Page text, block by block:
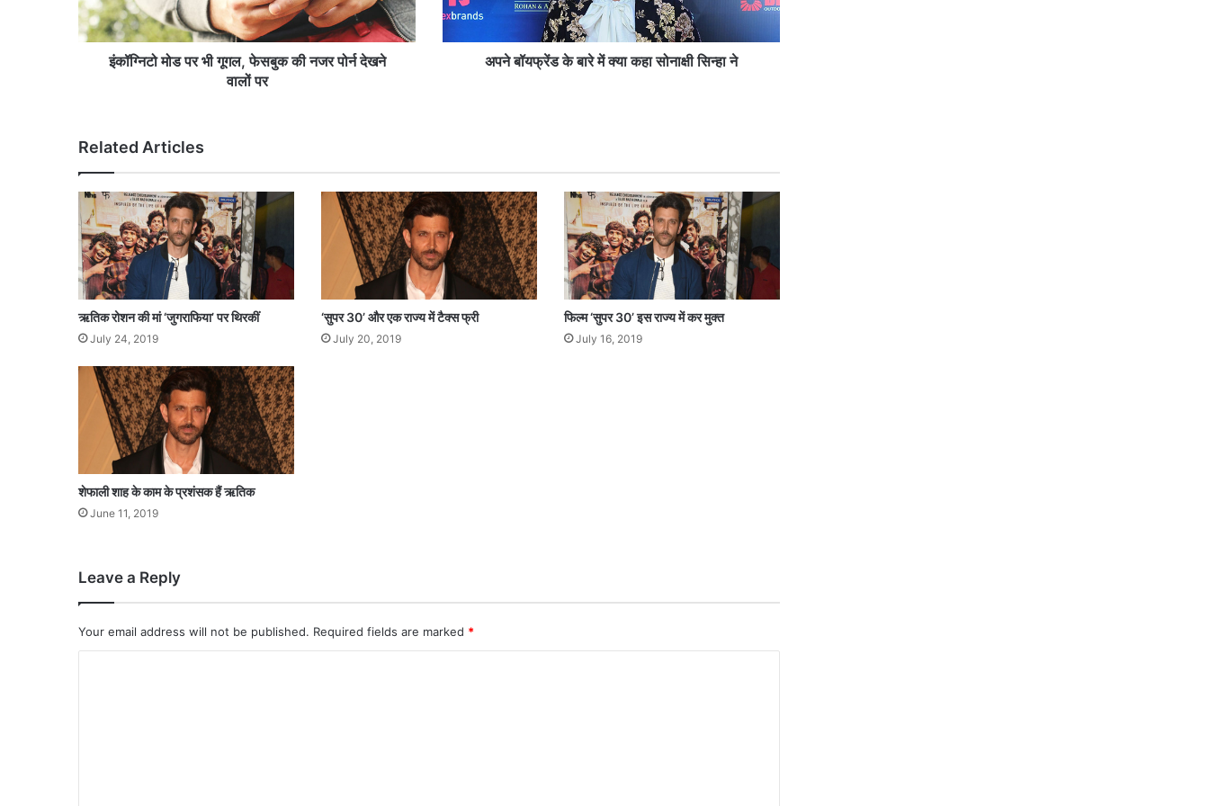
प
र
भी
स
बु
क
न
ज
र
पो
दे
ख
इंकॉग्निटो मोड पर भी गूगल, फेसबुक की नजर पोर्न देखने
वालों पर
ड
के
बा
ना
क्षी
सि
न्हा
ने
अपने बॉयफ्रेंड के बारे में क्या कहा सोनाक्षी सिन्हा ने
Related Articles
ऋतिक रोशन की मां ‘जुगराफिया’ पर थिरकीं
July 24, 2019
‘सुपर 30’ और एक राज्य में टैक्स फ्री
July 20, 2019
फिल्म ‘सुपर 30’ इस राज्य में कर मुक्त
July 16, 2019
शेफाली शाह के काम के प्रशंसक हैं ऋतिक
June 11, 2019
Leave a Reply
Your email address will not be published. Required fields are marked *